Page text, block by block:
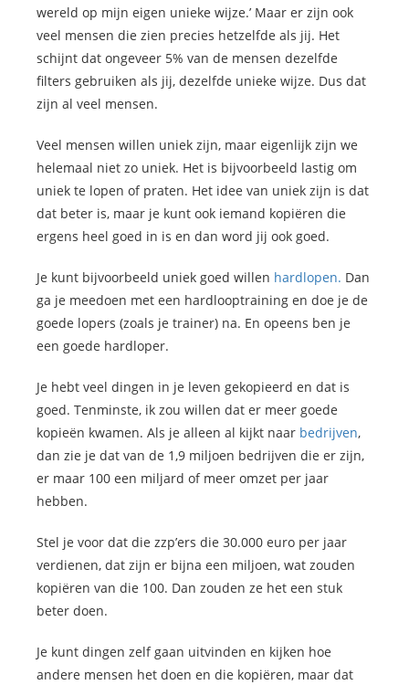
wereld op mijn eigen unieke wijze.’ Maar er zijn ook
veel mensen die zien precies hetzelfde als jij. Het
schijnt dat ongeveer 5% van de mensen dezelfde
filters gebruiken als jij, dezelfde unieke wijze. Dus dat
zijn al veel mensen.
Veel mensen willen uniek zijn, maar eigenlijk zijn we
helemaal niet zo uniek. Het is bijvoorbeeld lastig om
uniek te lopen of praten. Het idee van uniek zijn is dat
dat beter is, maar je kunt ook iemand kopiëren die
ergens heel goed in is en dan word jij ook goed.
Je kunt bijvoorbeeld uniek goed willen hardlopen. Dan
ga je meedoen met een hardlooptraining en doe je de
goede lopers (zoals je trainer) na. En opeens ben je
een goede hardloper.
Je hebt veel dingen in je leven gekopieerd en dat is
goed. Tenminste, ik zou willen dat er meer goede
kopieën kwamen. Als je alleen al kijkt naar bedrijven,
dan zie je dat van de 1,9 miljoen bedrijven die er zijn,
er maar 100 een miljard of meer omzet per jaar
hebben.
Stel je voor dat die zzp’ers die 30.000 euro per jaar
verdienen, dat zijn er bijna een miljoen, wat zouden
kopiëren van die 100. Dan zouden ze het een stuk
beter doen.
Je kunt dingen zelf gaan uitvinden en kijken hoe
andere mensen het doen en die kopiëren, maar dat